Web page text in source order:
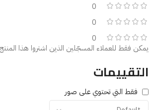
0
0
0
التقييمات
فقط التي تحتوي على صور
يمكن فقط للعملاء المسجّلين الذين اشتروا هذا